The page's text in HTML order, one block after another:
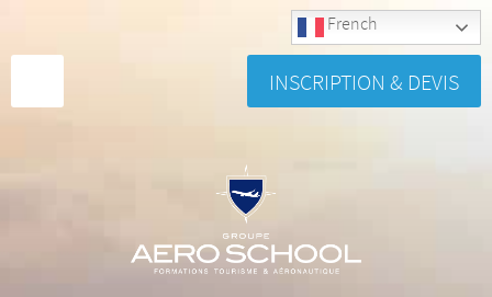
INSCRIPTION & DEVIS
French